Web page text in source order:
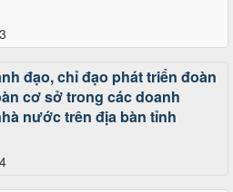
đạo, chỉ đạo phát triển đoàn
cơ sở trong các doanh
nước trên địa bàn tỉnh